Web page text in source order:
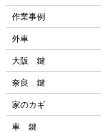
作業事例
外車
大阪 鍵
奈良 鍵
家のカギ
車 鍵